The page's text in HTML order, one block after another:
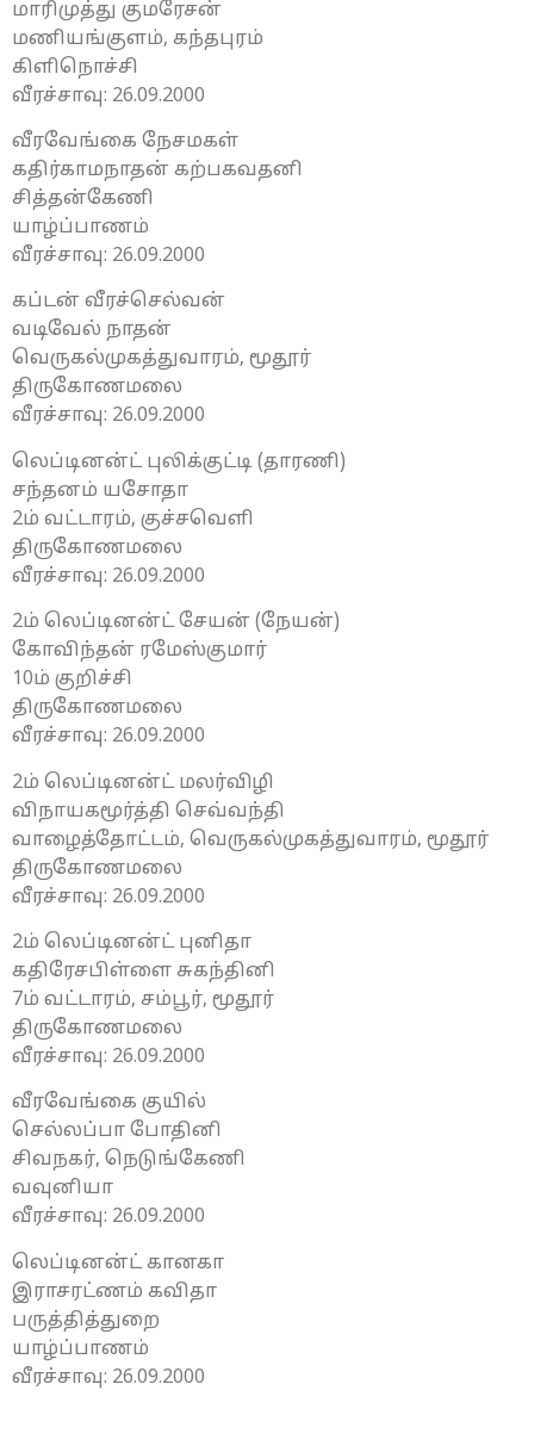
மாரிமுத்து குமரேசன்
மணியங்குளம், கந்தபுரம்
கிளிநொச்சி
வீரச்சாவு: 26.09.2000
வீரவேங்கை நேசமகள்
கதிர்காமநாதன் கற்பகவதனி
சித்தன்கேணி
யாழ்ப்பாணம்
வீரச்சாவு: 26.09.2000
கப்டன் வீரச்செல்வன்
வடிவேல் நாதன்
வெருகல்முகத்துவாரம், மூதூர்
திருகோணமலை
வீரச்சாவு: 26.09.2000
லெப்டினன்ட் புலிக்குட்டி (தாரணி)
சந்தனம் யசோதா
2ம் வட்டாரம், குச்சவெளி
திருகோணமலை
வீரச்சாவு: 26.09.2000
2ம் லெப்டினன்ட் சேயன் (நேயன்)
கோவிந்தன் ரமேஸ்குமார்
10ம் குறிச்சி
திருகோணமலை
வீரச்சாவு: 26.09.2000
2ம் லெப்டினன்ட் மலர்விழி
விநாயகமூர்த்தி செவ்வந்தி
வாழைத்தோட்டம், வெருகல்முகத்துவாரம், மூதூர்
திருகோணமலை
வீரச்சாவு: 26.09.2000
2ம் லெப்டினன்ட் புனிதா
கதிரேசபிள்ளை சுகந்தினி
7ம் வட்டாரம், சம்பூர், மூதூர்
திருகோணமலை
வீரச்சாவு: 26.09.2000
வீரவேங்கை குயில்
செல்லப்பா போதினி
சிவநகர், நெடுங்கேணி
வவுனியா
வீரச்சாவு: 26.09.2000
லெப்டினன்ட் கானகா
இராசரட்ணம் கவிதா
பருத்தித்துறை
யாழ்ப்பாணம்
வீரச்சாவு: 26.09.2000